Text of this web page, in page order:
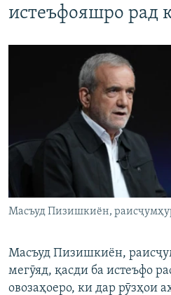
истеъфояшро рад
Масъуд Пизишкиён,
Масъуд Пизишкиён,
мегӯяд, қасди ба истеъфо
овозаҳоеро, ки дар рӯзҳои